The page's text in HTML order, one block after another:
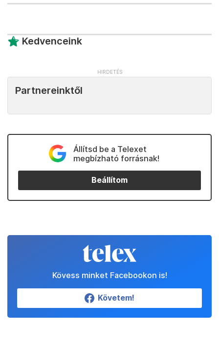
Kedvenceink
Partnereinktől
Állítsd be a Telexet
megbízható forrásnak!
Beállítom
Kövess minket Facebookon is!
Követem!